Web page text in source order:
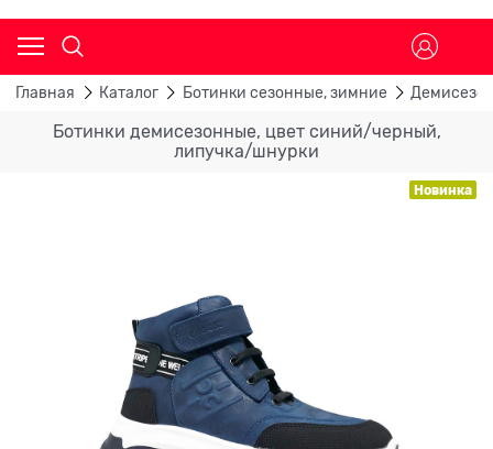
Главная Каталог Ботинки сезонные, зимние
Ботинки демисезонные, цвет синий/черный,
липучка/шнурки
Новинка